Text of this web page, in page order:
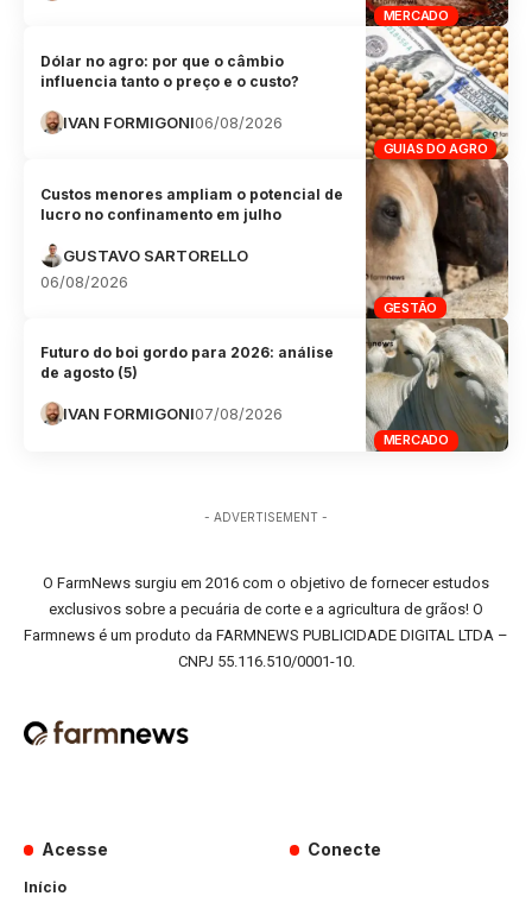
MERCADO
GUIAS DO AGRO
Dólar no agro: por que o câmbio
influencia tanto o preço e o custo?
IVAN FORMIGONI06/08/2026
GESTÃO
Custos menores ampliam o potencial de
lucro no confinamento em julho
GUSTAVO SARTORELLO
06/08/2026
MERCADO
Futuro do boi gordo para 2026: análise
de agosto (5)
IVAN FORMIGONI07/08/2026
- ADVERTISEMENT -
O FarmNews surgiu em 2016 com o objetivo de fornecer estudos
exclusivos sobre a pecuária de corte e a agricultura de grãos! O
Farmnews é um produto da FARMNEWS PUBLICIDADE DIGITAL LTDA –
CNPJ 55.116.510/0001-10.
Acesse
Início
Conecte